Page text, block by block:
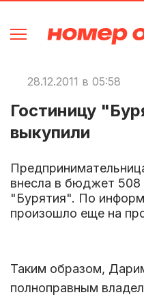
28.12.2011 в 05:58
Гостиницу
выкупили
внесла в бюджет 508
"Бурятия". По
произошло еще на
Таким образом,
полноправным